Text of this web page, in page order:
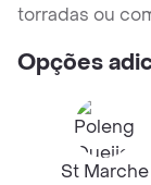
torradas ou
Opções
St Marche